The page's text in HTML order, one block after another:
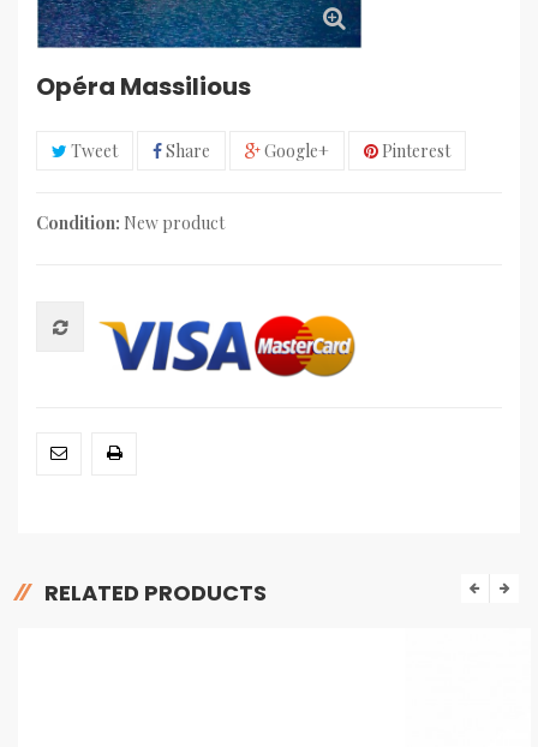
Opéra Massilious
Tweet Share Google+ Pinterest
Condition: New product
RELATED PRODUCTS